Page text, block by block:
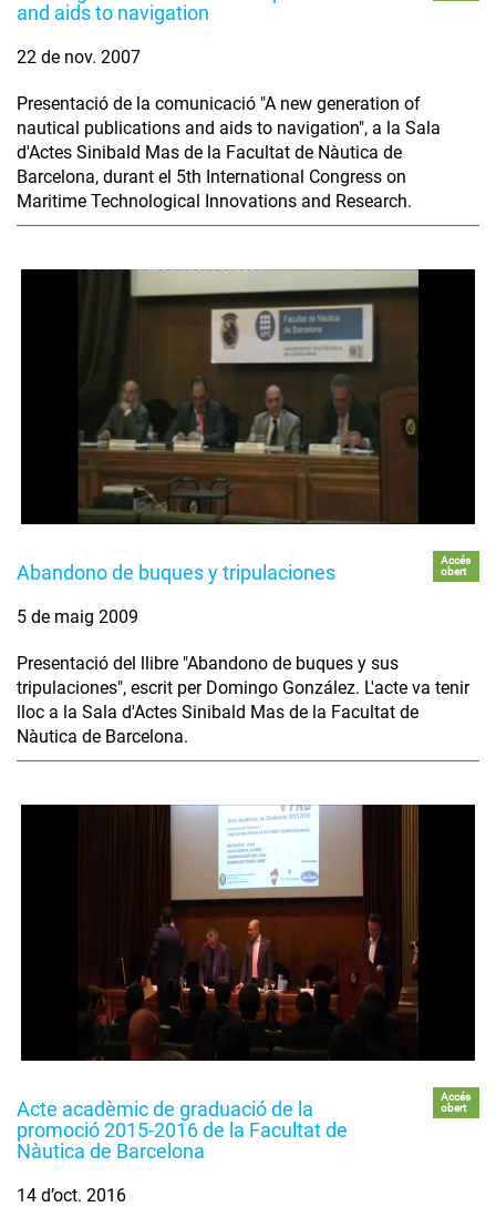
and aids to navigation
22 de nov. 2007
Presentació de la comunicació "A new generation of
nautical publications and aids to navigation", a la Sala
d'Actes Sinibald Mas de la Facultat de Nàutica de
Barcelona, durant el 5th International Congress on
Maritime Technological Innovations and Research.
Abandono de buques y tripulaciones
Accés
obert
5 de maig 2009
Presentació del llibre "Abandono de buques y sus
tripulaciones", escrit per Domingo González. L'acte va tenir
lloc a la Sala d'Actes Sinibald Mas de la Facultat de
Nàutica de Barcelona.
Acte acadèmic de graduació de la
promoció 2015-2016 de la Facultat de
Nàutica de Barcelona
Accés
obert
14 d’oct. 2016